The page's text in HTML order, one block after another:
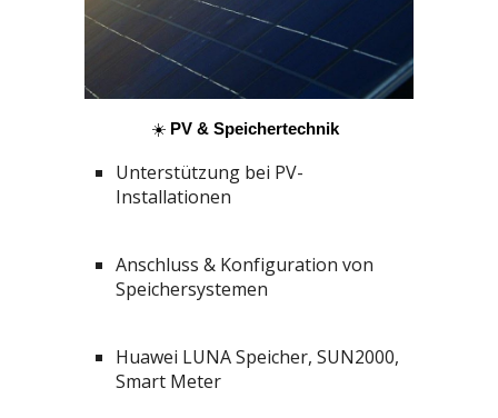
☀️ PV & Speichertechnik
Unterstützung bei PV-
Installationen
Anschluss & Konfiguration von
Speichersystemen
Huawei LUNA Speicher, SUN2000,
Smart Meter